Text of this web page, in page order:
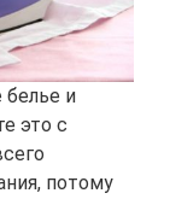
белье и
это с
потому